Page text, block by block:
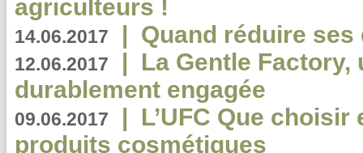
agriculteurs !
14.06.2017 | Quand réduire
12.06.2017 | La Gentle
durablement engagée
09.06.2017 | L’UFC Que
produits cosmétiques